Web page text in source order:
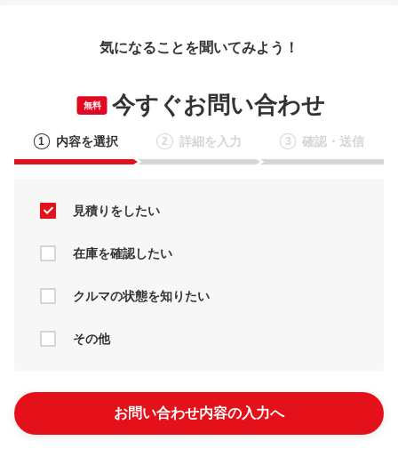
気になることを聞いてみよう！
無料 今すぐお問い合わせ
1 内容を選択 2 詳細を入力 3 確認・送信
見積りをしたい
在庫を確認したい
クルマの状態を知りたい
その他
お問い合わせ内容の入力へ